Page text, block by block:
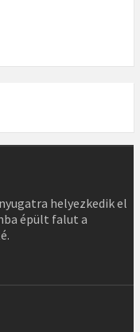
helyezkedik el
épült falut a